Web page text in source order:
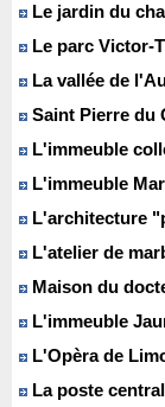
Le jardin du
Le parc Victor-
La vallée de
Saint Pierre du
L'immeuble
L'immeuble
L'architecture
L'atelier de
Maison du
L'immeuble
L'Opèra de
La poste